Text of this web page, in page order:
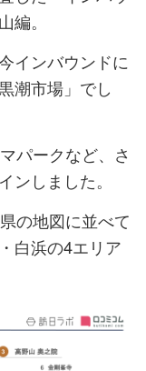
編。
インバウンドに
潮市場」でし
パークなど、さ
ンしました。
の地図に並べて
白浜の4エリア